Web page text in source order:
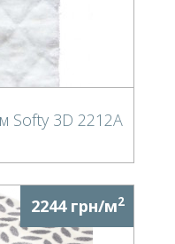
Softy 3D 2212A
2244 грн/м2